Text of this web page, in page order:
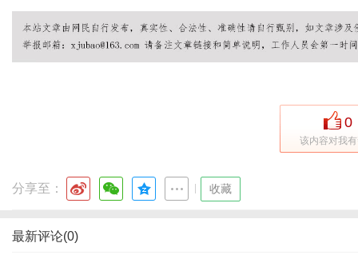
0
该内容对我
分享至： 收藏
最新评论(0)